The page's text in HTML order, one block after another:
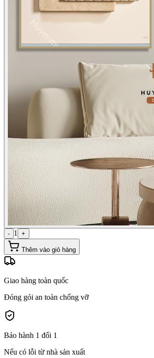
- 1 +
Thêm vào giỏ hàng
Giao hàng toàn quốc
Đóng gói an toàn chống vỡ
Bảo hành 1 đổi 1
Nếu có lỗi từ nhà sản xuất